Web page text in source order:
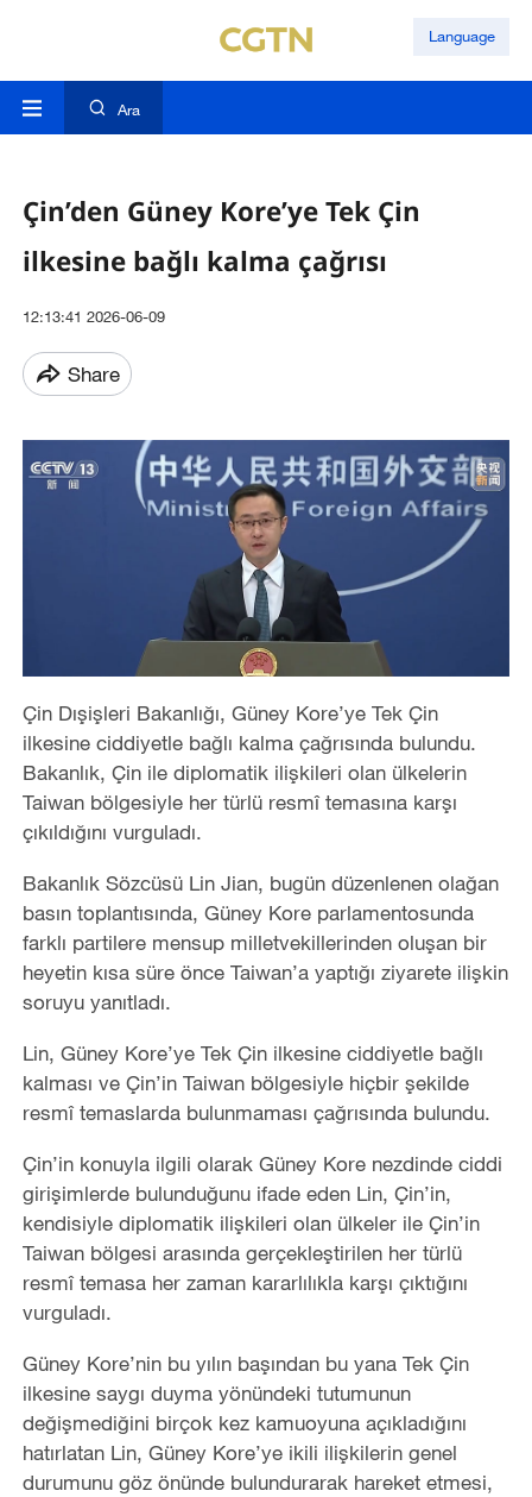
Language
Ara
Çin’den Güney Kore’ye Tek Çin
ilkesine bağlı kalma çağrısı
12:13:41 2026-06-09
Share
Çin Dışişleri Bakanlığı, Güney Kore’ye Tek Çin
ilkesine ciddiyetle bağlı kalma çağrısında bulundu.
Bakanlık, Çin ile diplomatik ilişkileri olan ülkelerin
Taiwan bölgesiyle her türlü resmî temasına karşı
çıkıldığını vurguladı.
Bakanlık Sözcüsü Lin Jian, bugün düzenlenen olağan
basın toplantısında, Güney Kore parlamentosunda
farklı partilere mensup milletvekillerinden oluşan bir
heyetin kısa süre önce Taiwan’a yaptığı ziyarete ilişkin
soruyu yanıtladı.
Lin, Güney Kore’ye Tek Çin ilkesine ciddiyetle bağlı
kalması ve Çin’in Taiwan bölgesiyle hiçbir şekilde
resmî temaslarda bulunmaması çağrısında bulundu.
Çin’in konuyla ilgili olarak Güney Kore nezdinde ciddi
girişimlerde bulunduğunu ifade eden Lin, Çin’in,
kendisiyle diplomatik ilişkileri olan ülkeler ile Çin’in
Taiwan bölgesi arasında gerçekleştirilen her türlü
resmî temasa her zaman kararlılıkla karşı çıktığını
vurguladı.
Güney Kore’nin bu yılın başından bu yana Tek Çin
ilkesine saygı duyma yönündeki tutumunun
değişmediğini birçok kez kamuoyuna açıkladığını
hatırlatan Lin, Güney Kore’ye ikili ilişkilerin genel
durumunu göz önünde bulundurarak hareket etmesi,